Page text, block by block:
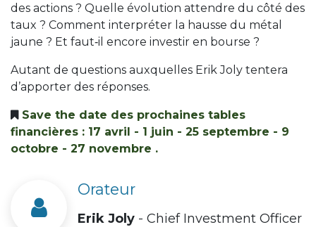
des actions ? Quelle évolution attendre du côté des
taux ? Comment interpréter la hausse du métal
jaune ? Et faut‑il encore investir en bourse ?
Autant de questions auxquelles Erik Joly tentera
d’apporter des réponses.
Save the date des prochaines tables
financières : 17 avril - 1 juin - 25 septembre - 9
octobre - 27 novembre .
Orateur
Erik Joly - Chief Investment Officer